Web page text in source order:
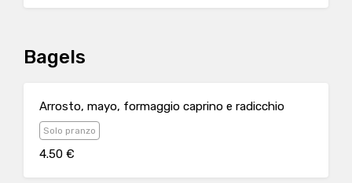
Bagels
Arrosto, mayo, formaggio caprino e radicchio
Solo pranzo
4.50 €